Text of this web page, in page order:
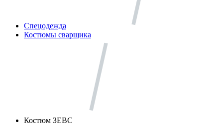
Спецодежда
Костюмы сварщика
Костюм ЗЕВС